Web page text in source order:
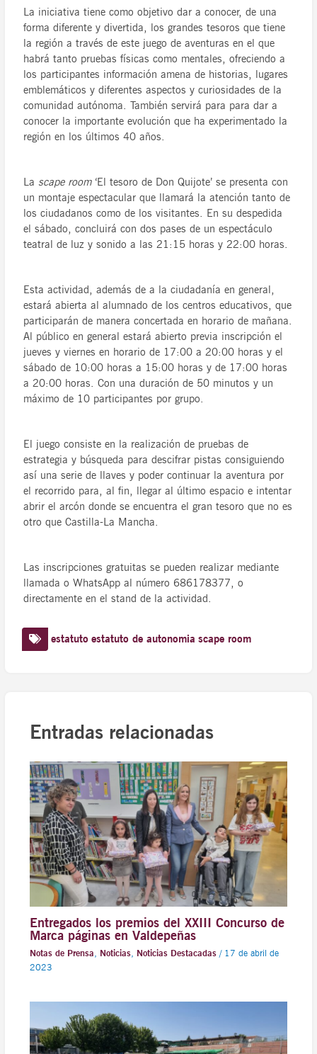
La iniciativa tiene como objetivo dar a conocer, de una
forma diferente y divertida, los grandes tesoros que tiene
la región a través de este juego de aventuras en el que
habrá tanto pruebas físicas como mentales, ofreciendo a
los participantes información amena de historias, lugares
emblemáticos y diferentes aspectos y curiosidades de la
comunidad autónoma. También servirá para para dar a
conocer la importante evolución que ha experimentado la
región en los últimos 40 años.
Lascape room‘El tesoro de Don Quijote’ se presenta con
un montaje espectacular que llamará la atención tanto de
los ciudadanos como de los visitantes. En su despedida
el sábado, concluirá con dos pases de un espectáculo
teatral de luz y sonido a las 21:15 horas y 22:00 horas.
Esta actividad, además de a la ciudadanía en general,
estará abierta al alumnado de los centros educativos, que
participarán de manera concertada en horario de mañana.
Al público en general estará abierto previa inscripción el
jueves y viernes en horario de 17:00 a 20:00 horas y el
sábado de 10:00 horas a 15:00 horas y de 17:00 horas
a 20:00 horas. Con una duración de 50 minutos y un
máximo de 10 participantes por grupo.
El juego consiste en la realización de pruebas de
estrategia y búsqueda para descifrar pistas consiguiendo
así una serie de llaves y poder continuar la aventura por
el recorrido para, al fin, llegar al último espacio e intentar
abrir el arcón donde se encuentra el gran tesoro que no es
otro que Castilla-La Mancha.
Las inscripciones gratuitas se pueden realizar mediante
llamada o WhatsApp al número 686178377, o
directamente en el stand de la actividad.
estatuto estatuto de autonomia scape room
Entradas relacionadas
Entregados los premios del XXIII Concurso de
Marca páginas en Valdepeñas
Notas de Prensa Noticias, Noticias Destacadas/ 17 de abril de
2023